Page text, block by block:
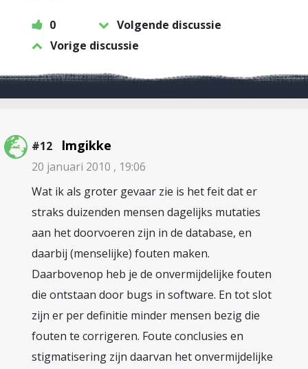
0
Volgende discussie
Vorige discussie
#12 lmgikke
20 januari 2010 , 19:06
Wat ik als groter gevaar zie is het feit dat er
straks duizenden mensen dagelijks mutaties
aan het doorvoeren zijn in de database, en
daarbij (menselijke) fouten maken.
Daarbovenop heb je de onvermijdelijke fouten
die ontstaan door bugs in software. En tot slot
zijn er per definitie minder mensen bezig die
fouten te corrigeren. Foute conclusies en
stigmatisering zijn daarvan het onvermijdelijke